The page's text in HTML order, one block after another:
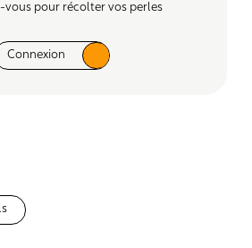
vous pour récolter vos perles
Connexion